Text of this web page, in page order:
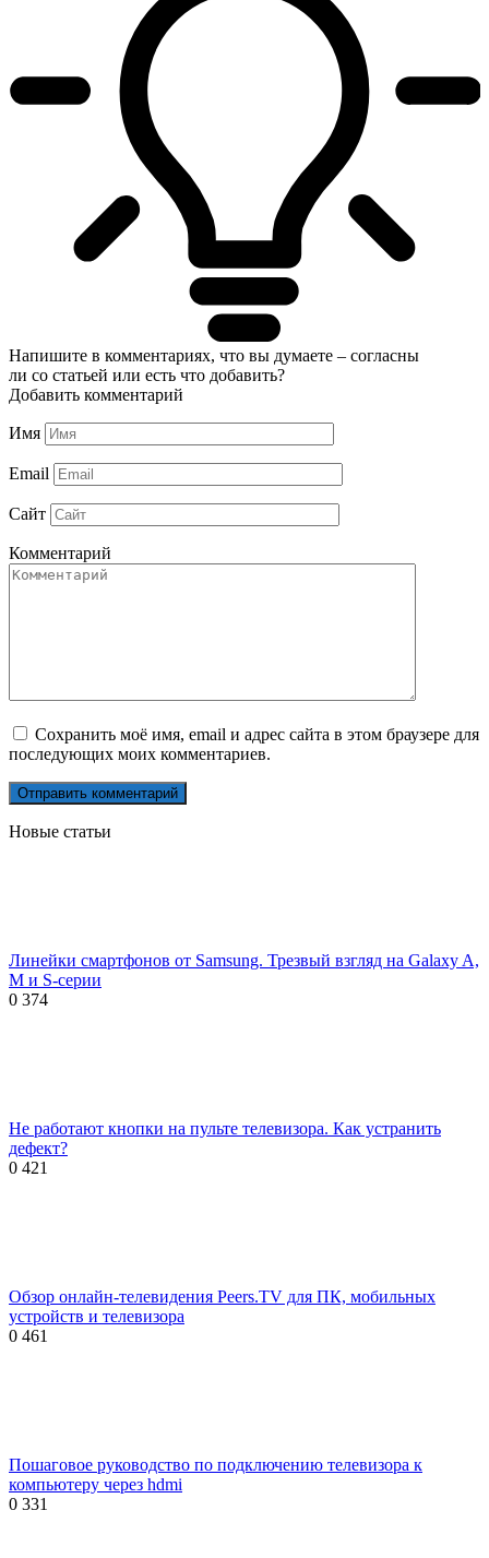
Напишите в комментариях, что вы думаете – согласны
ли со статьей или есть что добавить?
Добавить комментарий
Имя
Email
Сайт
Комментарий
Сохранить моё имя, email и адрес сайта в этом браузере для
последующих моих комментариев.
Новые статьи
Линейки смартфонов от Samsung. Трезвый взгляд на Galaxy A,
M и S-серии
0 374
Не работают кнопки на пульте телевизора. Как устранить
дефект?
0 421
Обзор онлайн-телевидения Peers.TV для ПК, мобильных
устройств и телевизора
0 461
Пошаговое руководство по подключению телевизора к
компьютеру через hdmi
0 331